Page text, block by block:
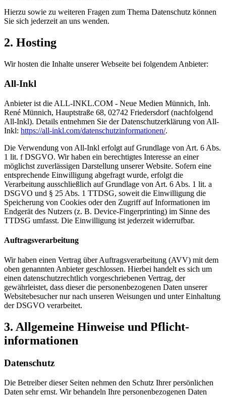
Hierzu sowie zu weiteren Fragen zum Thema Datenschutz können
Sie sich jederzeit an uns wenden.
2. Hosting
Wir hosten die Inhalte unserer Webseite bei folgendem Anbieter:
All-Inkl
Anbieter ist die ALL-INKL.COM - Neue Medien Münnich, Inh.
René Münnich, Hauptstraße 68, 02742 Friedersdorf (nachfolgend
All-Inkl). Details entnehmen Sie der Datenschutzerklärung von All-
Inkl: https://all-inkl.com/datenschutzinformationen/.
Die Verwendung von All-Inkl erfolgt auf Grundlage von Art. 6 Abs.
1 lit. f DSGVO. Wir haben ein berechtigtes Interesse an einer
möglichst zuverlässigen Darstellung unserer Website. Sofern eine
entsprechende Einwilligung abgefragt wurde, erfolgt die
Verarbeitung ausschließlich auf Grundlage von Art. 6 Abs. 1 lit. a
DSGVO und § 25 Abs. 1 TTDSG, soweit die Einwilligung die
Speicherung von Cookies oder den Zugriff auf Informationen im
Endgerät des Nutzers (z. B. Device-Fingerprinting) im Sinne des
TTDSG umfasst. Die Einwilligung ist jederzeit widerrufbar.
Auftragsverarbeitung
Wir haben einen Vertrag über Auftragsverarbeitung (AVV) mit dem
oben genannten Anbieter geschlossen. Hierbei handelt es sich um
einen datenschutzrechtlich vorgeschriebenen Vertrag, der
gewährleistet, dass dieser die personenbezogenen Daten unserer
Websitebesucher nur nach unseren Weisungen und unter Einhaltung
der DSGVO verarbeitet.
3. Allgemeine Hinweise und Pflicht­
informationen
Datenschutz
Die Betreiber dieser Seiten nehmen den Schutz Ihrer persönlichen
Daten sehr ernst. Wir behandeln Ihre personenbezogenen Daten